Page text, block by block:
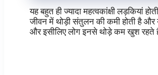
यह बहुत ही ज्यादा महत्वकांक्षी लड़कियां
जीवन में थोड़ी संतुलन की कमी होती है और
और इसीलिए लोग इनसे थोड़े कम खुश रहते